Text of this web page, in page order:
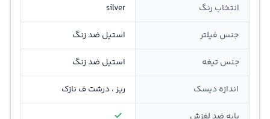
انتخاب رنگ silver
جنس فیلتر استیل ضد زنگ
جنس تیغه استیل ضد زنگ
اندازه دیسک ریز ، درشت ف نازک